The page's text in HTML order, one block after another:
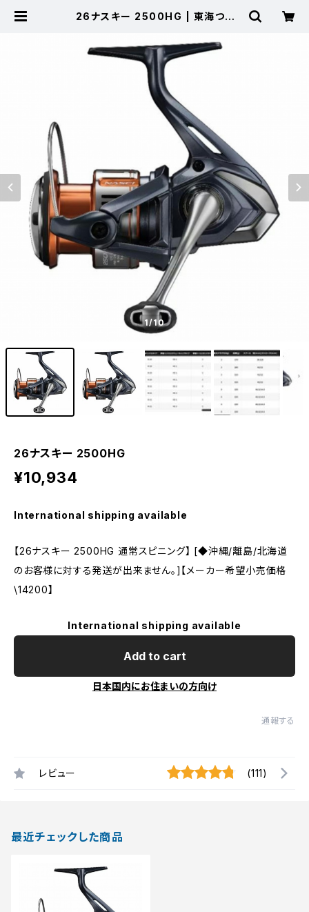
26ナスキー 2500HG | 東海つり
1/10
26ナスキー 2500HG
¥10,934
International shipping available
【26ナスキー 2500HG 通常スピニング】 [◆沖縄/離島/北海道
のお客様に対する発送が出来ません。]【メーカー希望小売価格
\14200】
International shipping available
Add to cart
日本国内にお住まいの方向け
通報する
レビュー (111)
最近チェックした商品